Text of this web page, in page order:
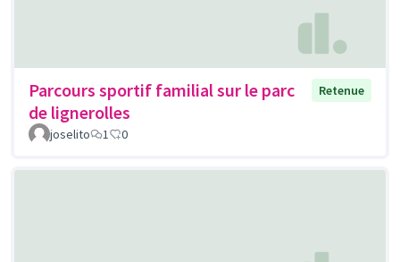
Parcours sportif familial sur le parc
de lignerolles
Retenue
joselito 1 0